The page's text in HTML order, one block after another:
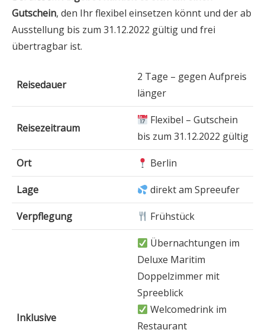
Gutschein, den Ihr flexibel einsetzen könnt und der ab
Ausstellung bis zum 31.12.2022 gültig und frei
übertragbar ist.
Reisedauer
2 Tage – gegen Aufpreis
länger
Reisezeitraum
Flexibel – Gutschein
bis zum 31.12.2022 gültig
Ort Berlin
Lage direkt am Spreeufer
Verpflegung Frühstück
Inklusive
Übernachtungen im
Deluxe Maritim
Doppelzimmer mit
Spreeblick
Welcomedrink im
Restaurant